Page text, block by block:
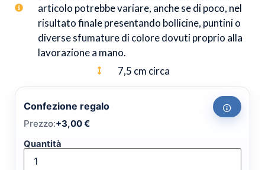
articolo potrebbe variare, anche se di poco, nel
risultato finale presentando bollicine, puntini o
diverse sfumature di colore dovuti proprio alla
lavorazione a mano.
7,5 cm circa
Confezione regalo
Prezzo:+3,00€
Quantità